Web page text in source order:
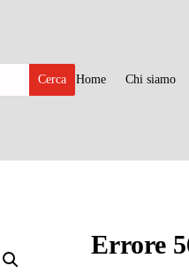
Home Chi siamo
Errore